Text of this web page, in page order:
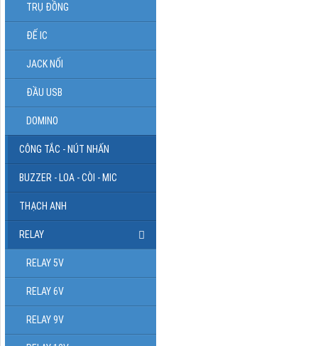
TRỤ ĐỒNG
ĐẾ IC
JACK NỐI
ĐẦU USB
DOMINO
CÔNG TẮC - NÚT NHẤN
BUZZER - LOA - CÒI - MIC
THẠCH ANH
RELAY
RELAY 5V
RELAY 6V
RELAY 9V